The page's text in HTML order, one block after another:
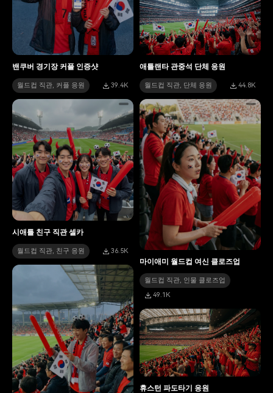
밴쿠버 경기장 커플 인증샷
월드컵 직관, 커플 응원 39.4K
애틀랜타 관중석 단체 응원
월드컵 직관, 단체 응원 44.8K
시애틀 친구 직관 셀카
월드컵 직관, 친구 응원 36.5K
마이애미 월드컵 여신 클로즈업
월드컵 직관, 인물 클로즈업
49.1K
휴스턴 파도타기 응원